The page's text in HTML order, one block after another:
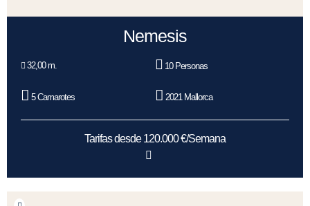
Nemesis
32,00 m. 10 Personas
5 Camarotes 2021 Mallorca
Tarifas desde 120.000 €/Semana